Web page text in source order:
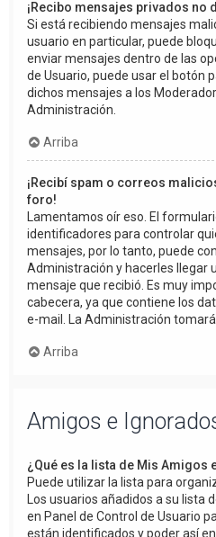
¡Recibo mensajes privados no
Si está recibiendo mensajes
usuario en particular, puede
enviar mensajes dentro de las
de Usuario, puede usar el botón
dichos mensajes a los
Administración.
Arriba
¡Recibí spam o correos
foro!
Lamentamos oír eso. El
identificadores para controlar
mensajes, por lo tanto, puede
Administración y hacerles llegar
mensaje que recibió. Es muy
cabecera, ya que contiene los
e-mail. La Administración tomará
Arriba
Amigos e
¿Qué es la lista de Mis Amigos
Puede utilizar la lista para
Los usuarios añadidos a su lista
en Panel de Control de Usuario
están identificados y poder así